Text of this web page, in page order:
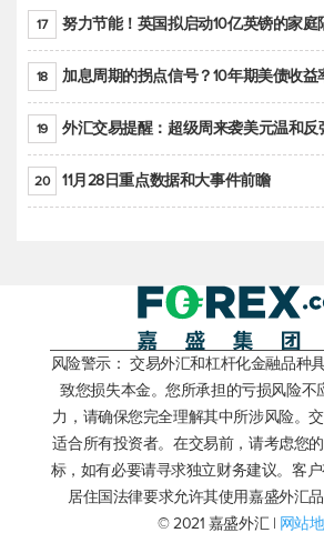
17 努力节能！英国拟启动10亿英镑的家庭
18 加息周期的拐点信号？10年期美债收益率持续
19 外汇交易提醒：超级周来袭美元温和
20 11月28日重点数据和大事件前瞻
风险警示： 交易外汇和杠杆化金融品种
致您损失本金。您所承担的亏损风险不
力，请确保您完全理解其中所涉风险。
适合所有投资者。在交易前，请考虑您
标，如有必要请寻求独立财务建议。客
居住国法律要求允许其使用嘉盛外汇品
© 2021 嘉盛外汇 | 网站